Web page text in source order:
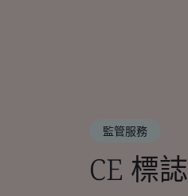
監管服務
CE 標誌